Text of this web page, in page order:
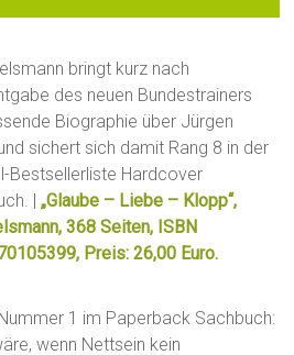
bringt kurz nach
des neuen Bundestrainers
Biographie über Jürgen
sichert sich damit Rang 8 in der
Bestsellerliste Hardcover
|„Glaube – Liebe – Klopp“,
368 Seiten, ISBN
Preis: 26,00 Euro.
1 im Paperback Sachbuch:
wenn Nettsein kein